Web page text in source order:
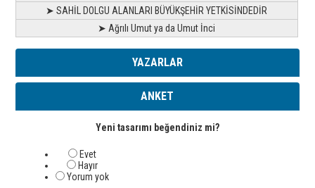
➤ SAHİL DOLGU ALANLARI BÜYÜKŞEHİR YETKİSİNDEDİR
➤ Ağrılı Umut ya da Umut İnci
YAZARLAR
ANKET
Yeni tasarımı beğendiniz mi?
Evet
Hayır
Yorum yok